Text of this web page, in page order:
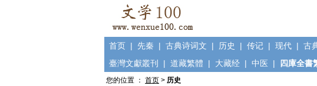
首页 | 先秦 | 古典诗词文 | 历史 | 传记 | 现代 | 古
臺灣文獻叢刊
| 道藏繁體 | 大藏经 | 中医 | 四庫全書
您的位置 ： 首页 > 历史